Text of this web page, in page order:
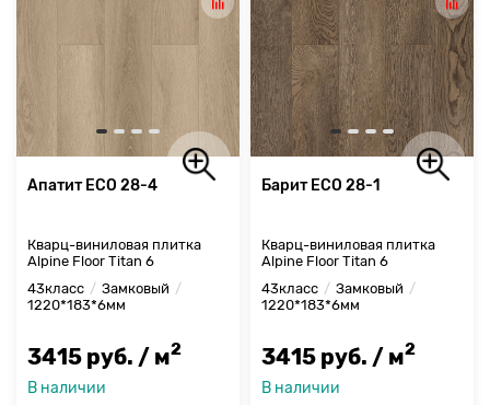
Апатит ЕСО 28-4
Кварц-виниловая плитка
Alpine Floor Titan 6
43класс
Замковый
1220*183*6мм
3415 руб. / м2
В наличии
Барит ЕСО 28-1
Кварц-виниловая плитка
Alpine Floor Titan 6
43класс
Замковый
1220*183*6мм
3415 руб. / м2
В наличии